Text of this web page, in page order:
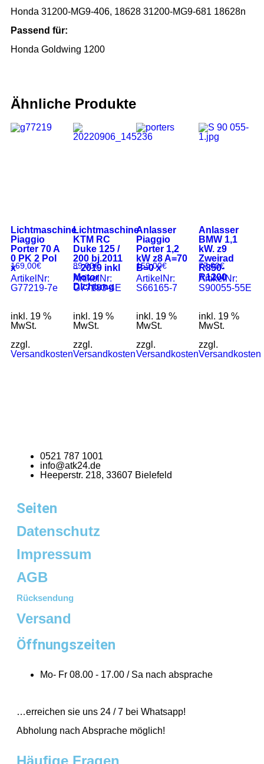
Honda 31200-MG9-406, 18628 31200-MG9-681 18628n
Passend für:
Honda Goldwing 1200
Ähnliche Produkte
Lichtmaschine
Piaggio
Porter 70 A
0 PK 2 Pol
x
169,00€
ArtikelNr:
G77219-7e
inkl. 19 %
MwSt.
zzgl.
Versandkosten
Lichtmaschine
KTM RC
Duke 125 /
200 bj.2011
– 2019 inkl
Motor
Dichtung
89,00€
ArtikelNr:
G77183-4E
inkl. 19 %
MwSt.
zzgl.
Versandkosten
Anlasser
Piaggio
Porter 1,2
kW z8 A=70
B=0 x
159,00€
ArtikelNr:
S66165-7
inkl. 19 %
MwSt.
zzgl.
Versandkosten
Anlasser
BMW 1,1
kW. z9
Zweirad
R850-
R1200
77,00€
ArtikelNr:
S90055-55E
inkl. 19 %
MwSt.
zzgl.
Versandkosten
0521 787 1001
info@atk24.de
Heeperstr. 218, 33607 Bielefeld
Seiten
Datenschutz
Impressum
AGB
Rücksendung
Versand
Öffnungszeiten
Mo- Fr 08.00 - 17.00 / Sa nach absprache
…erreichen sie uns 24 / 7 bei Whatsapp!
Abholung nach Absprache möglich!
Häufige Fragen